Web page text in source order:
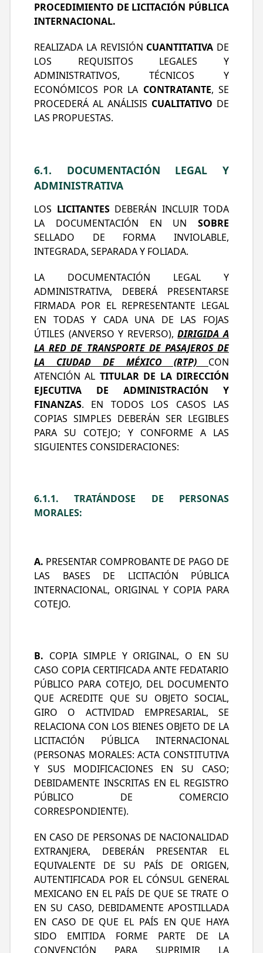
PROCEDIMIENTO DE LICITACIÓN PÚBLICA
INTERNACIONAL.
REALIZADA LA REVISIÓN CUANTITATIVA DE
LOS REQUISITOS LEGALES Y
ADMINISTRATIVOS, TÉCNICOS Y
ECONÓMICOS POR LA CONTRATANTE, SE
PROCEDERÁ AL ANÁLISIS CUALITATIVO DE
LAS PROPUESTAS.
6.1. DOCUMENTACIÓN LEGAL Y
ADMINISTRATIVA
LOS LICITANTESDEBERÁN INCLUIR TODA
LA DOCUMENTACIÓN EN UN SOBRE
SELLADO DE FORMA INVIOLABLE,
INTEGRADA, SEPARADA Y FOLIADA.
LA DOCUMENTACIÓN LEGAL Y
ADMINISTRATIVA, DEBERÁ PRESENTARSE
FIRMADA POR EL REPRESENTANTE LEGAL
EN TODAS Y CADA UNA DE LAS FOJAS
ÚTILES (ANVERSO Y REVERSO),DIRIGIDA A
LA RED DE TRANSPORTE DE PASAJEROS DE
LA CIUDAD DE MÉXICO (RTP) CON
ATENCIÓN AL TITULAR DE LA DIRECCIÓN
EJECUTIVA DE ADMINISTRACIÓN Y
FINANZAS. EN TODOS LOS CASOS LAS
COPIAS SIMPLES DEBERÁN SER LEGIBLES
PARA SU COTEJO; Y CONFORME A LAS
SIGUIENTES CONSIDERACIONES:
6.1.1. TRATÁNDOSE DE PERSONAS
MORALES:
A. PRESENTAR COMPROBANTE DE PAGO DE
LAS BASES DE LICITACIÓN PÚBLICA
INTERNACIONAL, ORIGINAL Y COPIA PARA
COTEJO.
B. COPIA SIMPLE Y ORIGINAL, O EN SU
CASO COPIA CERTIFICADA ANTE FEDATARIO
PÚBLICO PARA COTEJO, DEL DOCUMENTO
QUE ACREDITE QUE SU OBJETO SOCIAL,
GIRO O ACTIVIDAD EMPRESARIAL, SE
RELACIONA CON LOS BIENES OBJETO DE LA
LICITACIÓN PÚBLICA INTERNACIONAL
(PERSONAS MORALES: ACTA CONSTITUTIVA
Y SUS MODIFICACIONES EN SU CASO;
DEBIDAMENTE INSCRITAS EN EL REGISTRO
PÚBLICO DE COMERCIO
CORRESPONDIENTE).
EN CASO DE PERSONAS DE NACIONALIDAD
EXTRANJERA, DEBERÁN PRESENTAR EL
EQUIVALENTE DE SU PAÍS DE ORIGEN,
AUTENTIFICADA POR EL CÓNSUL GENERAL
MEXICANO EN EL PAÍS DE QUE SE TRATE O
EN SU CASO, DEBIDAMENTE APOSTILLADA
EN CASO DE QUE EL PAÍS EN QUE HAYA
SIDO EMITIDA FORME PARTE DE LA
CONVENCIÓN PARA SUPRIMIR LA